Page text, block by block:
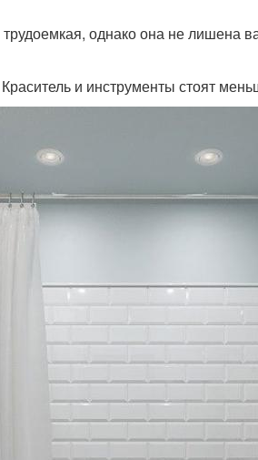
однако она не лишена
и инструменты стоят